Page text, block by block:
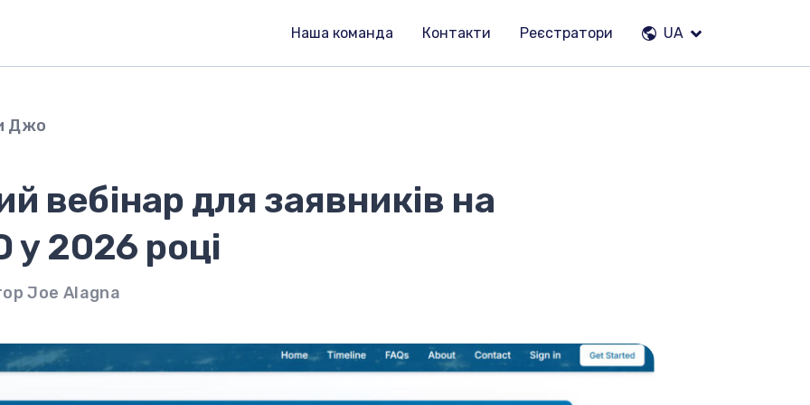
Наша команда Контакти Реєстратори UA
Джо
вебінар для заявників на
у 2026 році
Joe Alagna